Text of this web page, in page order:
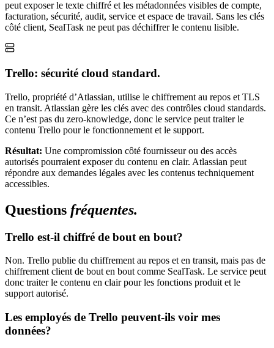
peut exposer le texte chiffré et les métadonnées visibles de compte,
facturation, sécurité, audit, service et espace de travail. Sans les clés
côté client, SealTask ne peut pas déchiffrer le contenu lisible.
Trello: sécurité cloud standard.
Trello, propriété d’Atlassian, utilise le chiffrement au repos et TLS
en transit. Atlassian gère les clés avec des contrôles cloud standards.
Ce n’est pas du zero-knowledge, donc le service peut traiter le
contenu Trello pour le fonctionnement et le support.
Résultat: Une compromission côté fournisseur ou des accès
autorisés pourraient exposer du contenu en clair. Atlassian peut
répondre aux demandes légales avec les contenus techniquement
accessibles.
Questions fréquentes.
Trello est-il chiffré de bout en bout?
Non. Trello publie du chiffrement au repos et en transit, mais pas de
chiffrement client de bout en bout comme SealTask. Le service peut
donc traiter le contenu en clair pour les fonctions produit et le
support autorisé.
Les employés de Trello peuvent-ils voir mes
données?